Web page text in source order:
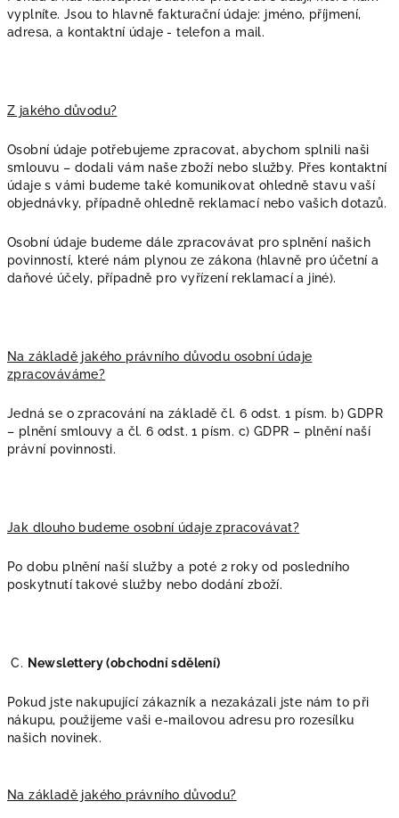
vyplníte. Jsou to hlavně fakturační údaje: jméno, příjmení,
adresa, a kontaktní údaje - telefon a mail.
Z jakého důvodu?
Osobní údaje potřebujeme zpracovat, abychom splnili naši
smlouvu – dodali vám naše zboží nebo služby. Přes kontaktní
údaje s vámi budeme také komunikovat ohledně stavu vaší
objednávky, případně ohledně reklamací nebo vašich dotazů.
Osobní údaje budeme dále zpracovávat pro splnění našich
povinností, které nám plynou ze zákona (hlavně pro účetní a
daňové účely, případně pro vyřízení reklamací a jiné).
Na základě jakého právního důvodu osobní údaje
zpracováváme?
Jedná se o zpracování na základě čl. 6 odst. 1 písm. b) GDPR
– plnění smlouvy a čl. 6 odst. 1 písm. c) GDPR – plnění naší
právní povinnosti.
Jak dlouho budeme osobní údaje zpracovávat?
Po dobu plnění naší služby a poté 2 roky od posledního
poskytnutí takové služby nebo dodání zboží.
C. Newslettery (obchodní sdělení)
Pokud jste nakupující zákazník a nezakázali jste nám to při
nákupu, použijeme vaši e-mailovou adresu pro rozesílku
našich novinek.
Na základě jakého právního důvodu?